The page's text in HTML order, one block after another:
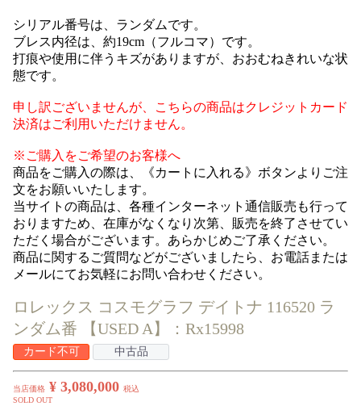
シリアル番号は、ランダムです。
ブレス内径は、約19cm（フルコマ）です。
打痕や使用に伴うキズがありますが、おおむねきれいな状
態です。
申し訳ございませんが、こちらの商品はクレジットカード
決済はご利用いただけません。
※ご購入をご希望のお客様へ
商品をご購入の際は、《カートに入れる》ボタンよりご注
文をお願いいたします。
当サイトの商品は、各種インターネット通信販売も行って
おりますため、在庫がなくなり次第、販売を終了させてい
ただく場合がございます。あらかじめご了承ください。
商品に関するご質問などがございましたら、お電話または
メールにてお気軽にお問い合わせください。
ロレックス コスモグラフ デイトナ 116520 ラ
ンダム番 【USED A】：Rx15998
カード不可 中古品
当店価格 ¥ 3,080,000 税込
SOLD OUT